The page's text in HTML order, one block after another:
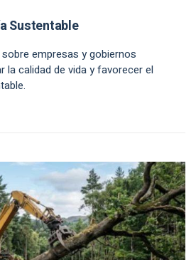
Sustentable
empresas y gobiernos
la calidad de vida y favorecer el